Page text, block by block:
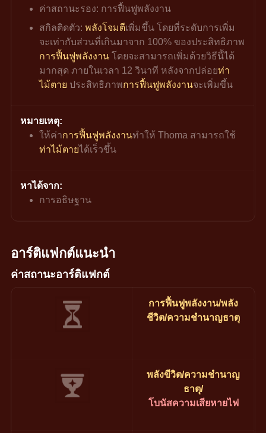
ค่าสถานะรอง: การฟื้นฟูพลังงาน
สกิลติดตัว: พลังโจมตีเพิ่มขึ้น โดยที่ระดับการเพิ่ม
จะเท่ากับส่วนที่เกินมาจาก 100% ของประสิทธิภาพ
การฟื้นฟูพลังงาน โดยจะสามารถเพิ่มด้วยวิธีนี้ได้
มากสุด ภายในเวลา 12 วินาที หลังจากปล่อยท่า
ไม้ตาย ประสิทธิภาพการฟื้นฟูพลังงานจะเพิ่มขึ้น
หมายเหตุ:
ให้ค่าการฟื้นฟูพลังงานทำให้ Thoma สามารถใช้
ท่าไม้ตายได้เร็วขึ้น
หาได้จาก:
การอธิษฐาน
อาร์ติแฟกต์แนะนำ
ค่าสถานะอาร์ติแฟกต์
การฟื้นฟูพลังงาน/พลัง
ชีวิต/ความชำนาญธาตุ
พลังขีวิต/ความชำนาญ
ธาตุ/
โบนัสความเสียหายไฟ